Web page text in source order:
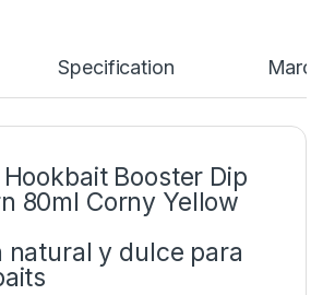
Specification Marca
Booster Dip
80ml Corny Yellow
natural y dulce para